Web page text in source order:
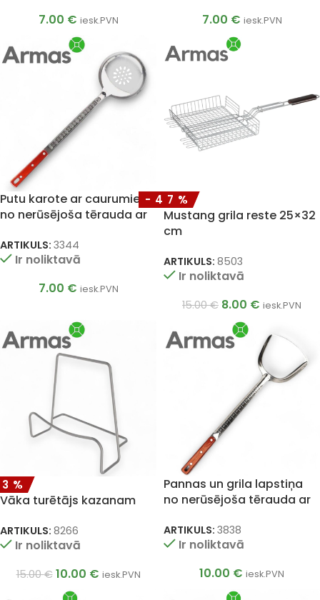
7.00 € iesk.PVN
7.00 € iesk.PVN
Putu karote ar caurumiem
no nerūsējoša tērauda ar
ARTIKULS: 3344
Ir noliktavā
7.00 € iesk.PVN
-47%
Mustang grila reste 25×32
cm
ARTIKULS: 8503
Ir noliktavā
15.00€ 8.00 € iesk.PVN
Vāka turētājs kazanam
ARTIKULS: 8266
Ir noliktavā
15.00€ 10.00 € iesk.PVN
Pannas un grila lapstiņa
no nerūsējoša tērauda ar
ARTIKULS: 3838
Ir noliktavā
10.00 € iesk.PVN